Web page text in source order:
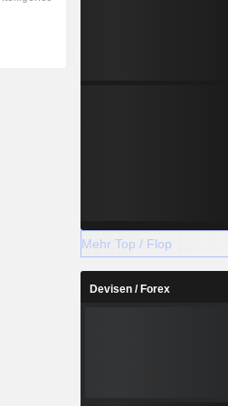
Mehr Top / Flop
Devisen / Forex